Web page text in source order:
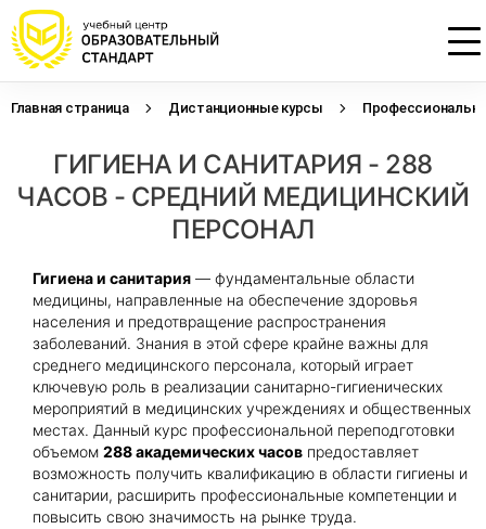
Главная страница Дистанционные курсы
ГИГИЕНА И САНИТАРИЯ - 288
ЧАСОВ - СРЕДНИЙ МЕДИЦИНСКИЙ
ПЕРСОНАЛ
Гигиена и санитария — фундаментальные области
медицины, направленные на обеспечение здоровья
населения и предотвращение распространения
заболеваний. Знания в этой сфере крайне важны для
среднего медицинского персонала, который играет
ключевую роль в реализации санитарно-гигиенических
мероприятий в медицинских учреждениях и общественных
местах. Данный курс профессиональной переподготовки
объемом 288 академических часов предоставляет
возможность получить квалификацию в области гигиены и
санитарии, расширить профессиональные компетенции и
повысить свою значимость на рынке труда.
Оставьте свои данные, наши специалисты
свяжутся с Вами
Оставьте свои данные, наши специалисты
свяжутся с Вами
начислением баллов 14 ЗЕТ
Оставьте свои данные, наши специалисты
проконсультируют Вас